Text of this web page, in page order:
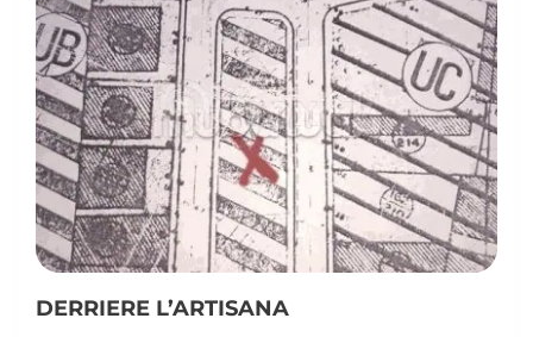
DERRIERE L’ARTISANA